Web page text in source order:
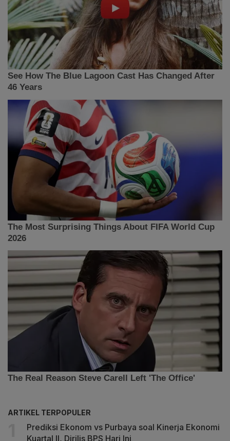
ARTIKEL TERPOPULER
Prediksi Ekonom vs Purbaya soal Kinerja Ekonomi
Kuartal II, Dirilis BPS Hari Ini